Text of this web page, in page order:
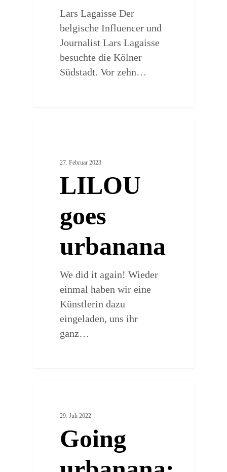
Lars Lagaisse Der
belgische Influencer und
Journalist Lars Lagaisse
besuchte die Kölner
Südstadt. Vor zehn…
27. Februar 2023
LILOU
goes
urbanana
We did it again! Wieder
einmal haben wir eine
Künstlerin dazu
eingeladen, uns ihr
ganz…
29. Juli 2022
Going